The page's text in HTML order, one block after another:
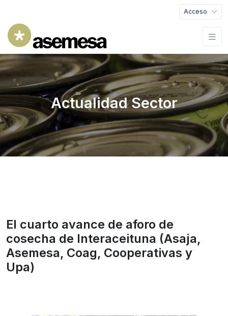
Acceso
Actualidad Sector
El cuarto avance de aforo de
cosecha de Interaceituna (Asaja,
Asemesa, Coag, Cooperativas y
Upa)